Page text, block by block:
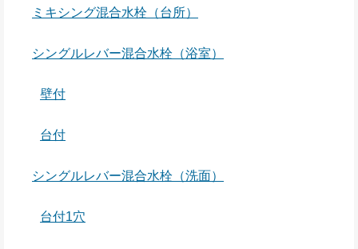
ミキシング混合水栓（台所）
シングルレバー混合水栓（浴室）
壁付
台付
シングルレバー混合水栓（洗面）
台付1穴